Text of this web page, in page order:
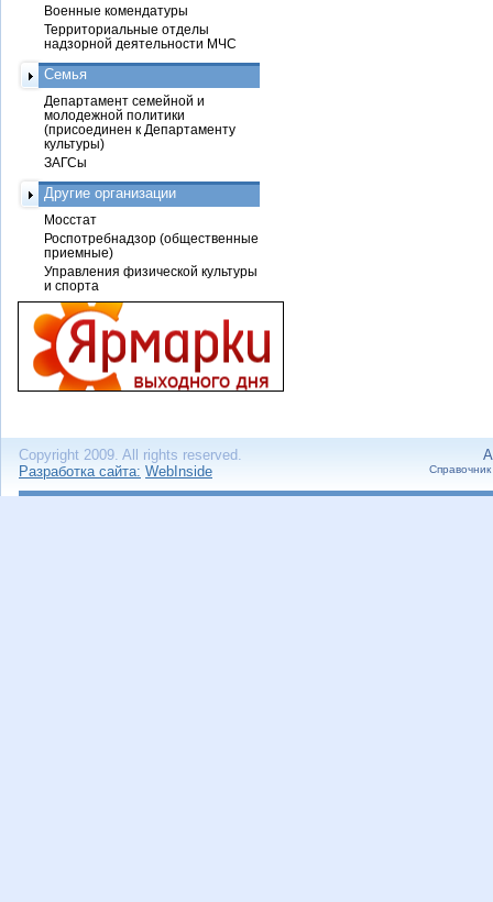
Военные комендатуры
Территориальные отделы
надзорной деятельности МЧС
Семья
Департамент семейной и
молодежной политики
(присоединен к Департаменту
культуры)
ЗАГСы
Другие организации
Мосстат
Роспотребнадзор (общественные
приемные)
Управления физической культуры
и спорта
Copyright 2009. All rights reserved.
Разработка сайта: WebInside